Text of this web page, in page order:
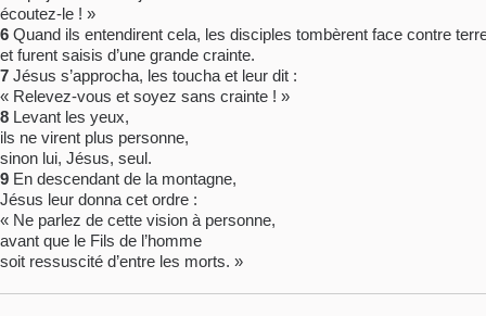
écoutez-le ! »
6 Quand ils entendirent cela, les disciples tombèrent face contre
et furent saisis d’une grande crainte.
7 Jésus s’approcha, les toucha et leur dit :
« Relevez-vous et soyez sans crainte ! »
8 Levant les yeux,
ils ne virent plus personne,
sinon lui, Jésus, seul.
9 En descendant de la montagne,
Jésus leur donna cet ordre :
« Ne parlez de cette vision à personne,
avant que le Fils de l’homme
soit ressuscité d’entre les morts. »